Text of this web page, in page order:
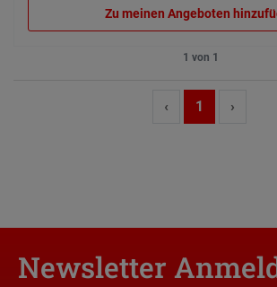
Zu meinen Angeboten
1 von 1
‹ 1 ›
Newsletter